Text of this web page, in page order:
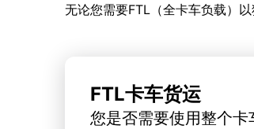
无论您需要FTL（全卡车负载）
FTL卡车货运
您是否需要使用整个